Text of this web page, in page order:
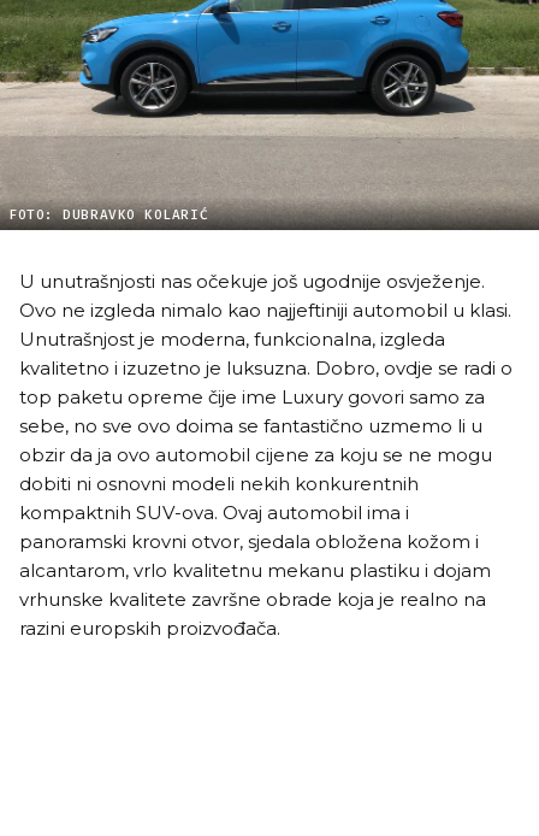
FOTO: DUBRAVKO KOLARIĆ
U unutrašnjosti nas očekuje još ugodnije osvježenje.
Ovo ne izgleda nimalo kao najjeftiniji automobil u klasi.
Unutrašnjost je moderna, funkcionalna, izgleda
kvalitetno i izuzetno je luksuzna. Dobro, ovdje se radi o
top paketu opreme čije ime Luxury govori samo za
sebe, no sve ovo doima se fantastično uzmemo li u
obzir da ja ovo automobil cijene za koju se ne mogu
dobiti ni osnovni modeli nekih konkurentnih
kompaktnih SUV-ova. Ovaj automobil ima i
panoramski krovni otvor, sjedala obložena kožom i
alcantarom, vrlo kvalitetnu mekanu plastiku i dojam
vrhunske kvalitete završne obrade koja je realno na
razini europskih proizvođača.